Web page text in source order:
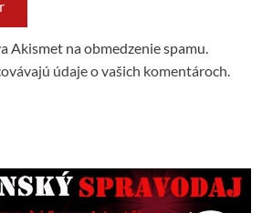
Akismet na obmedzenie spamu.
údaje o vašich komentároch.